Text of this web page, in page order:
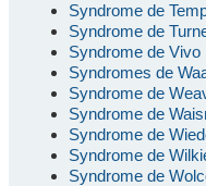
Syndrome de
Syndrome de
Syndrome de Vivo
Syndromes de
Syndrome de
Syndrome de
Syndrome de
Syndrome de
Syndrome de